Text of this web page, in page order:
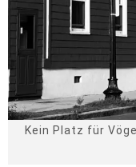
Kein Platz für